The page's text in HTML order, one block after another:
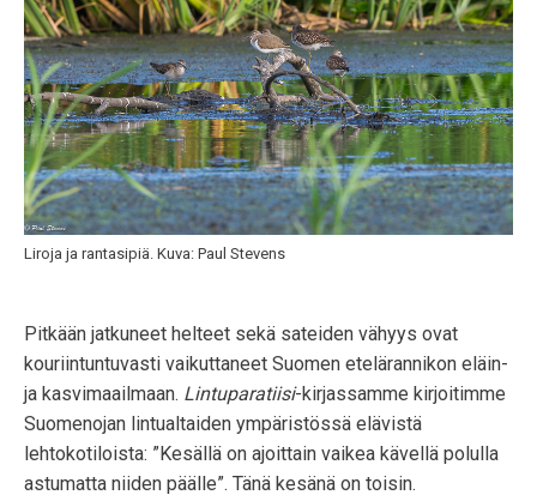
Liroja ja rantasipiä. Kuva: Paul Stevens
Pitkään jatkuneet helteet sekä sateiden vähyys ovat
kouriintuntuvasti vaikuttaneet Suomen etelärannikon eläin-
ja kasvimaailmaan. Lintuparatiisi-kirjassamme kirjoitimme
Suomenojan lintualtaiden ympäristössä elävistä
lehtokotiloista: ”Kesällä on ajoittain vaikea kävellä polulla
astumatta niiden päälle”. Tänä kesänä on toisin.